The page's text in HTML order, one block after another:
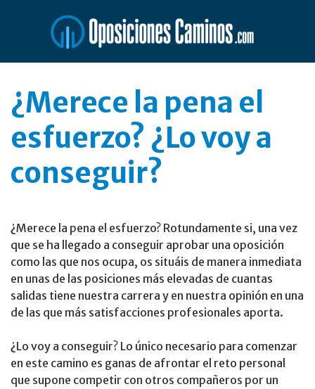
contenido
¿Merece la pena el
esfuerzo? ¿Lo voy a
conseguir?
¿Merece la pena el esfuerzo? Rotundamente si, una vez
que se ha llegado a conseguir aprobar una oposición
como las que nos ocupa, os situáis de manera inmediata
en unas de las posiciones más elevadas de cuantas
salidas tiene nuestra carrera y en nuestra opinión en una
de las que más satisfacciones profesionales aporta.​
¿Lo voy a conseguir? Lo único necesario para comenzar
en este camino es ganas de afrontar el reto personal
que supone competir con otros compañeros por un